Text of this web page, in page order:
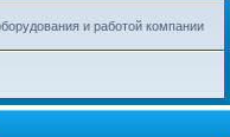
и работой компании